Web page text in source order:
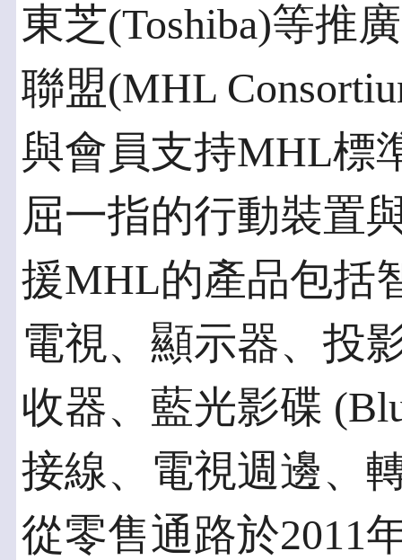
東芝(Toshiba)等推
聯盟(MHL
與會員支持MHL標
屈一指的行動裝置
援MHL的產品包括
電視、顯示器、投
收器、藍光影碟
接線、電視週邊、
從零售通路於2011